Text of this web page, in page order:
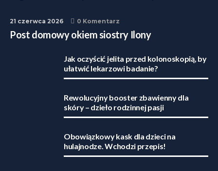
21 czerwca 2026 0 Komentarz
Post domowy okiem siostry Ilony
Jak oczyścić jelita przed kolonoskopią, by
ułatwić lekarzowi badanie?
Rewolucyjny booster zbawienny dla
skóry – dzieło rodzinnej pasji
Obowiązkowy kask dla dzieci na
hulajnodze. Wchodzi przepis!